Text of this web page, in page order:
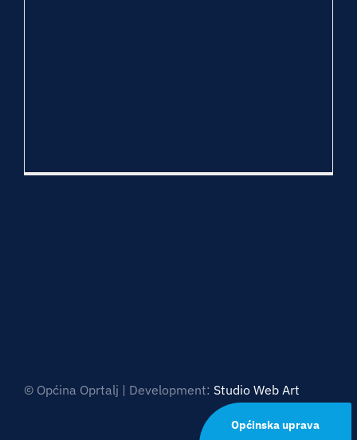
Općinska uprava
© Općina Oprtalj | Development: Studio Web Art